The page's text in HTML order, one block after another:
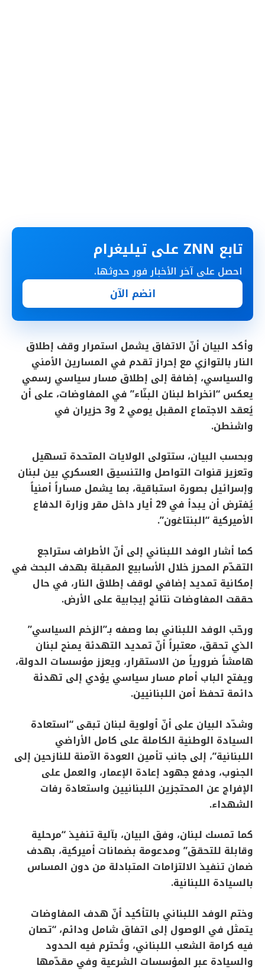
تابع ZNN على تيليغرام
احصل على آخر الأخبار فور حدوثها.
انضم الآن
وأكد البيان أنّ الاتفاق يشمل استمرار وقف إطلاق
النار بالتوازي مع إحراز تقدم في المسارين الأمني
والسياسي، إضافة إلى إطلاق مسار سياسي رسمي
يعكس “انخراط لبنان البنّاء” في المفاوضات، على أن
يُعقد الاجتماع المقبل يومي 2 و3 حزيران في
واشنطن.
وبحسب البيان، ستتولى الولايات المتحدة تسهيل
وتعزيز قنوات التواصل والتنسيق العسكري بين لبنان
وإسرائيل بصورة استباقية، بما يشمل مساراً أمنياً
يُفترض أن يبدأ في 29 أيار داخل مقر وزارة الدفاع
الأميركية “البنتاغون”.
كما أشار الوفد اللبناني إلى أنّ الأطراف ستراجع
التقدّم المحرز خلال الأسابيع المقبلة بهدف البحث في
إمكانية تمديد إضافي لوقف إطلاق النار، في حال
حققت المفاوضات نتائج إيجابية على الأرض.
ورحّب الوفد اللبناني بما وصفه بـ”الزخم السياسي”
الذي تحقق، معتبراً أنّ تمديد التهدئة يمنح لبنان
هامشاً ضرورياً من الاستقرار، ويعزز مؤسسات الدولة،
ويفتح الباب أمام مسار سياسي يؤدي إلى تهدئة
دائمة تحفظ أمن اللبنانيين.
وشدّد البيان على أنّ أولوية لبنان تبقى “استعادة
السيادة الوطنية الكاملة على كامل الأراضي
اللبنانية”، إلى جانب تأمين العودة الآمنة للنازحين إلى
الجنوب، ودفع جهود إعادة الإعمار، والعمل على
الإفراج عن المحتجزين اللبنانيين واستعادة رفات
الشهداء.
كما تمسك لبنان، وفق البيان، بآلية تنفيذ “مرحلية
وقابلة للتحقق” ومدعومة بضمانات أميركية، بهدف
ضمان تنفيذ الالتزامات المتبادلة من دون المساس
بالسيادة اللبنانية.
وختم الوفد اللبناني بالتأكيد أنّ هدف المفاوضات
يتمثل في الوصول إلى اتفاق شامل ودائم، “تصان
فيه كرامة الشعب اللبناني، وتُحترم فيه الحدود
والسيادة عبر المؤسسات الشرعية وفي مقدّمها